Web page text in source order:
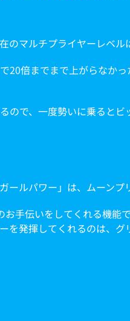
のマルチプライヤーレベ
倍までまで上がらなか
で、一度勢いに乗ると
ルパワー」は、ムーンプ
手伝いをしてくれる機能
発揮してくれるのは、グ